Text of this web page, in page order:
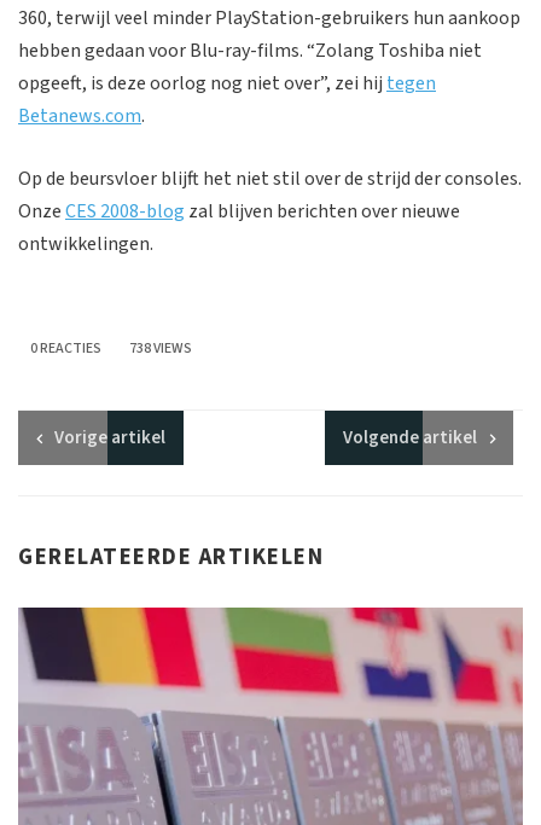
360, terwijl veel minder PlayStation-gebruikers hun aankoop
hebben gedaan voor Blu-ray-films. “Zolang Toshiba niet
opgeeft, is deze oorlog nog niet over”, zei hij tegen
Betanews.com.
Op de beursvloer blijft het niet stil over de strijd der consoles.
OnzeCES 2008-blog zal blijven berichten over nieuwe
ontwikkelingen.
0 REACTIES 738 VIEWS
Vorigeartikel Volgendeartikel
GERELATEERDE ARTIKELEN